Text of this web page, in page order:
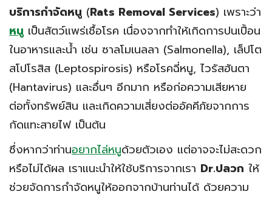
บริการกำจัดหนู (Rats Removal Services) เพราะว่า
หนู เป็นสัตว์แพร่เชื้อโรค เนื่องจากทำให้เกิดการปนเปื้อน
ในอาหารและน้ำ เช่น ซาลโมเนลลา (Salmonella), เล็ปโต
สโปโรสิส (Leptospirosis) หรือโรคฉี่หนู, ไวรัสฮันตา
(Hantavirus) และอื่นๆ อีกมาก หรือก่อความเสียหาย
ต่อทั้งทรัพย์สิน และเกิดความเสี่ยงต่ออัคคีภัยจากการ
กัดแทะสายไฟ เป็นต้น
ซึ่งหากว่าท่านอยากไล่หนูด้วยตัวเอง แต่อาจจะไม่สะดวก
หรือไม่ได้ผล เราแนะนำให้ใช้บริการจากเรา Dr.ปลวก ให้
ช่วยจัดการกำจัดหนูให้ออกจากบ้านท่านได้ ด้วยความ